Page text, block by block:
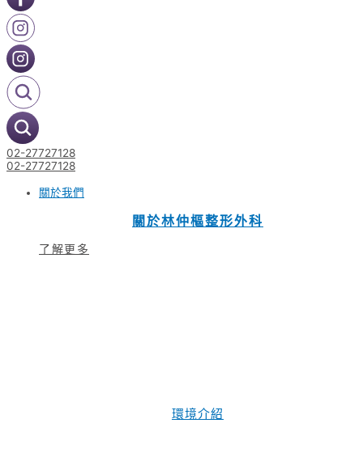
02-27727128
02-27727128
關於我們
關於林仲樞整形外科
了解更多
環境介紹